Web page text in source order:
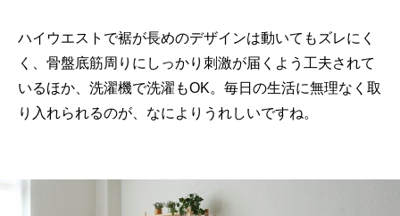
ハイウエストで裾が長めのデザインは動いてもズレにく
く、骨盤底筋周りにしっかり刺激が届くよう工夫されて
いるほか、洗濯機で洗濯もOK。毎日の生活に無理なく取
り入れられるのが、なによりうれしいですね。